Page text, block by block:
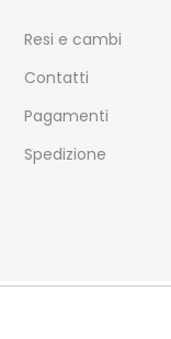
Resi e cambi
Contatti
Pagamenti
Spedizione